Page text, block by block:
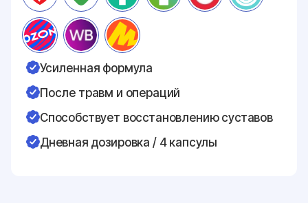
Усиленная формула
После травм и операций
Способствует восстановлению суставов
Дневная дозировка / 4 капсулы